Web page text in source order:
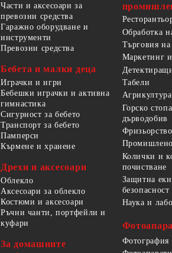
Части и аксесоари за
превозни средства
Гаражно оборудване и
инструменти
Превозни средства
Бебета и малки деца
Играчки и игри
Бебешки играчки и активна
гимнастика
Сигурност за бебето
Транспорт за бебето
Памперси
Кърмене и хранене
Дрехи и аксесоари
Облекло
Аксесоари за облекло
Костюми и аксесоари
Ръчни чанти, портфейли и
куфари
За домашните
Обработка
Търговия
Маркетинг
Табели
Агрикултура
Горско
дърводобив
Колички и
почистване
Защитна
Наука и
Фотография